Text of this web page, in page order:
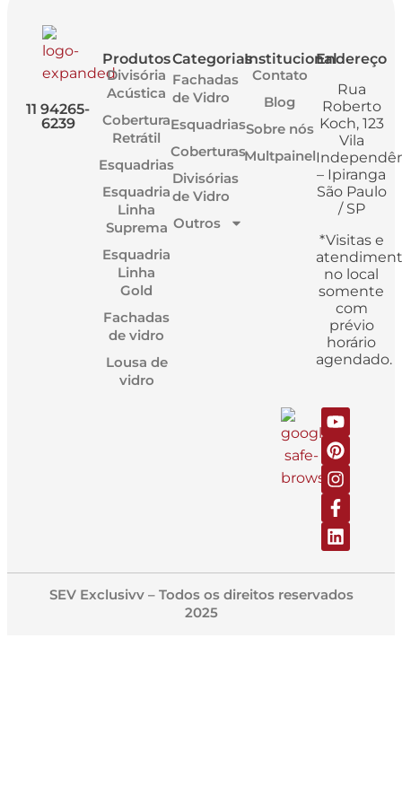
11 94265-
6239
Produtos
Divisória
Acústica
Cobertura
Retrátil
Esquadrias
Esquadria
Linha
Suprema
Esquadria
Linha
Gold
Fachadas
de vidro
Lousa de
vidro
Categorias
Fachadas
de Vidro
Esquadrias
Coberturas
Divisórias
de Vidro
Outros
Institucional
Contato
Blog
Sobre nós
Multpainel
Endereço
Rua
Roberto
Koch, 123
Vila
– Ipiranga
São Paulo
/ SP
*Visitas e
no local
somente
com
prévio
horário
agendado.
SEV Exclusivv – Todos os direitos reservados
2025